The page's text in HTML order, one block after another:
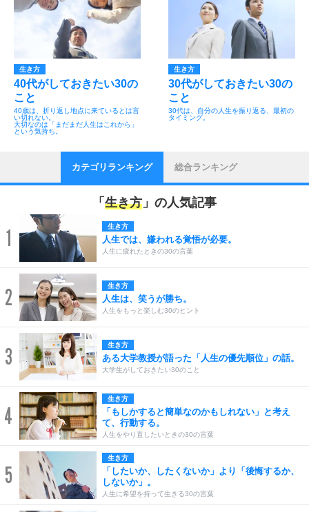
生き方
40代がしておきたい30の
こと
40歳は、折り返し地点に来ているとは言
い切れない。
大切なのは「まだまだ人生はこれから」
という気持ち。
生き方
30代がしておきたい30の
こと
30代は、自分の人生を振り返る、最初の
タイミング。
カテゴリランキング 総合ランキング
「 生き方 」の人気記事
1 生き方
人生では、嫌われる覚悟が必要。
人生に疲れたときの30の言葉
2 生き方
人生は、笑うが勝ち。
人生をもっと楽しむ30のヒント
3 生き方
ある大学教授が語った「人生の優先順位」の話。
大学生がしておきたい30のこと
4
生き方
「もしかすると簡単なのかもしれない」と考え
て、行動する。
人生をやり直したいときの30の言葉
5
生き方
「したいか、したくないか」より「後悔するか、
しないか」。
人生に希望を持って生きる30の言葉